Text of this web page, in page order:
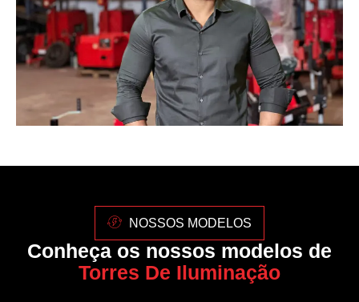
NOSSOS MODELOS
Conheça os nossos modelos de
Torres De Iluminação